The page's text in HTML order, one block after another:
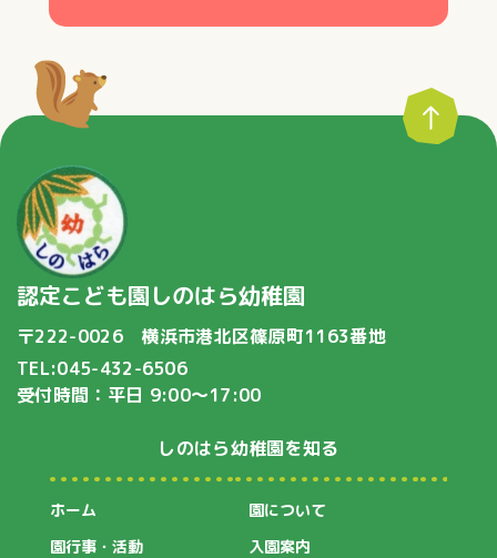
認定こども園しのはら幼稚園
〒222-0026 横浜市港北区篠原町1163番地
TEL:045-432-6506
受付時間：平日 9:00〜17:00
しのはら幼稚園を知る
ホーム
園について
園行事・活動
入園案内